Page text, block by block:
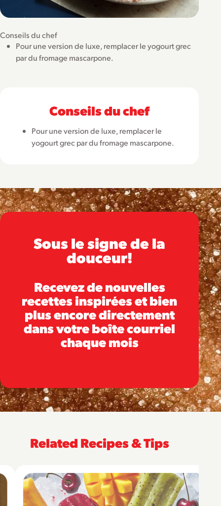
Conseils du chef
Pour une version de luxe, remplacer le yogourt grec
par du fromage mascarpone.
Conseils du chef
Pour une version de luxe, remplacer le
yogourt grec par du fromage mascarpone.
Sous le signe de la
douceur!
Recevez de nouvelles
recettes inspirées et bien
plus encore directement
dans votre boîte courriel
chaque mois
Related Recipes & Tips